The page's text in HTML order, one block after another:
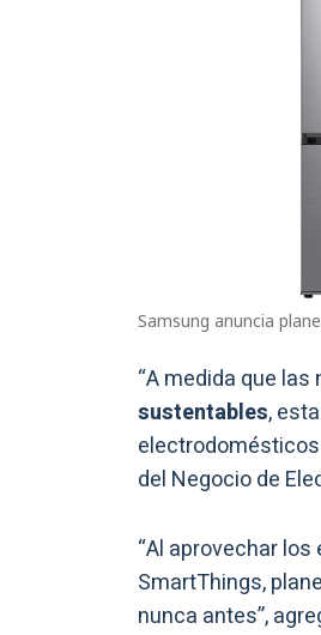
Samsung anuncia
“A medida que
sustentables,
del Negocio de
“Al aprovechar
SmartThings,
nunca antes”,